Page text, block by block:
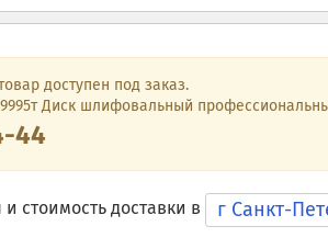
доступен под заказ.
Диск шлифовальный
44
стоимость доставки в г Санкт-